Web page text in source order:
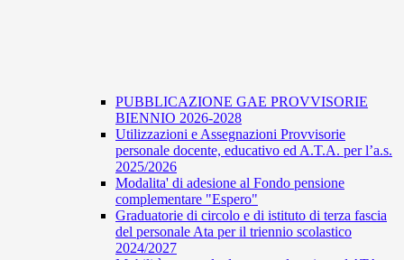
PUBBLICAZIONE GAE PROVVISORIE
BIENNIO 2026-2028
Utilizzazioni e Assegnazioni Provvisorie
personale docente, educativo ed A.T.A. per l’a.s.
2025/2026
Modalita' di adesione al Fondo pensione
complementare "Espero"
Graduatorie di circolo e di istituto di terza fascia
del personale Ata per il triennio scolastico
2024/2027